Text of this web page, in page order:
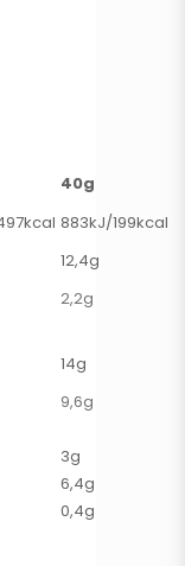
40g
883kJ/199kcal
12,4g
2,2g
14g
9,6g
3g
6,4g
0,4g